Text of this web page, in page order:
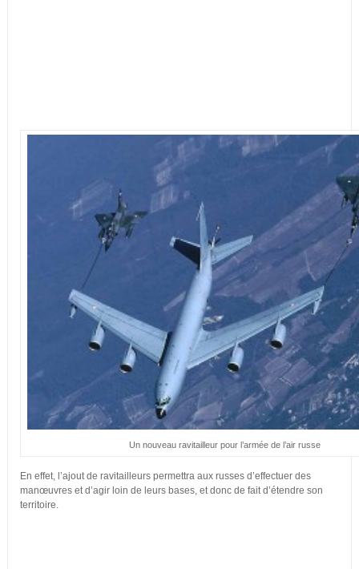
Un nouveau ravitailleur pour l’armée de l’air russe
En effet, l’ajout de ravitailleurs permettra aux russes d’effectuer des
manœuvres et d’agir loin de leurs bases, et donc de fait d’étendre son
territoire.